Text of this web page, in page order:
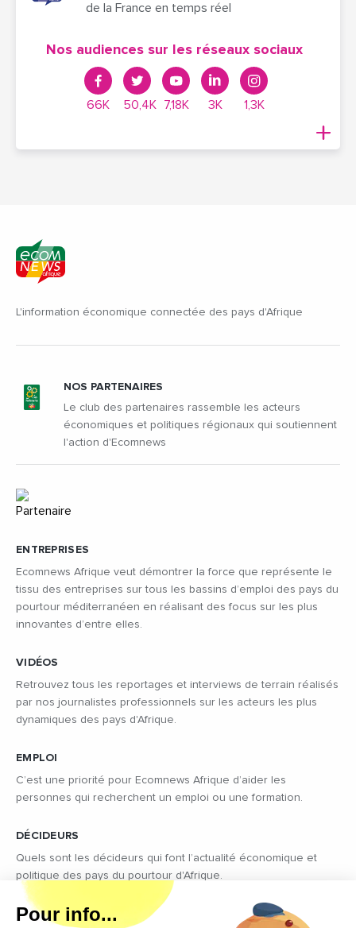
de la France en temps réel
Nos audiences sur les réseaux sociaux
66K 50,4K 7,18K 3K 1,3K
L'information économique connectée des pays d'Afrique
ENTREPRISES
Ecomnews Afrique veut démontrer la force que représente le
tissu des entreprises sur tous les bassins d’emploi des pays du
pourtour méditerranéen en réalisant des focus sur les plus
innovantes d’entre elles.
VIDÉOS
Retrouvez tous les reportages et interviews de terrain réalisés
par nos journalistes professionnels sur les acteurs les plus
dynamiques des pays d'Afrique.
EMPLOI
C’est une priorité pour Ecomnews Afrique d’aider les
personnes qui recherchent un emploi ou une formation.
DÉCIDEURS
Quels sont les décideurs qui font l’actualité économique et
politique des pays du pourtour d'Afrique.
NOS PARTENAIRES
Le club des partenaires rassemble les acteurs
économiques et politiques régionaux qui soutiennent
l'action d'Ecomnews